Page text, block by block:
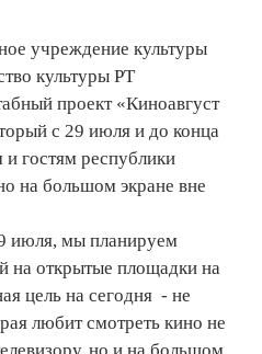
учреждение культуры
культуры РТ
проект «Киноавгуст
с 29 июля и до конца
и гостям республики
на большом экране вне
июля, мы планируем
на открытые площадки на
цель на сегодня - не
любит смотреть кино не